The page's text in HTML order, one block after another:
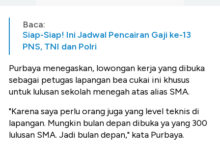
Baca:
Siap-Siap! Ini Jadwal Pencairan Gaji ke-13
PNS, TNI dan Polri
Purbaya menegaskan, lowongan kerja yang dibuka
sebagai petugas lapangan bea cukai ini khusus
untuk lulusan sekolah menegah atas alias SMA.
"Karena saya perlu orang juga yang level teknis di
lapangan. Mungkin bulan depan dibuka ya yang 300
lulusan SMA. Jadi bulan depan," kata Purbaya.